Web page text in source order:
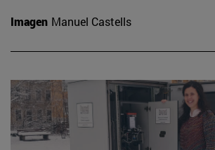
Imagen Manuel Castells